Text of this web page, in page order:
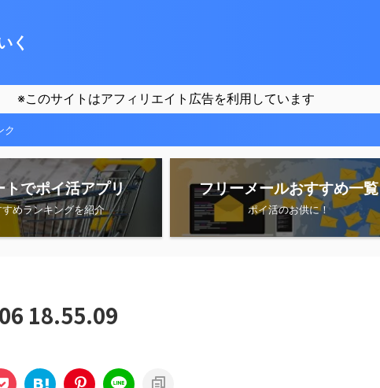
く
※このサイトはアフィリエイト広告を利用しています
ク
トでポイ活アプリ
めランキングを紹介
フリーメールおすすめ一覧
ポイ活のお供に！
18.55.09